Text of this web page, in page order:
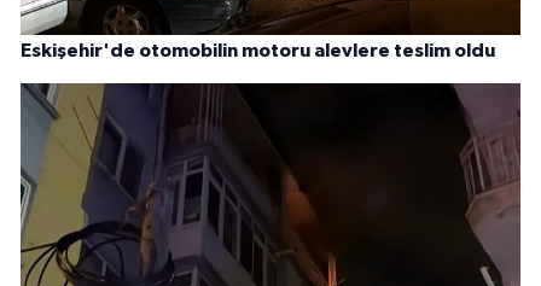
Eskişehir'de otomobilin motoru alevlere teslim oldu